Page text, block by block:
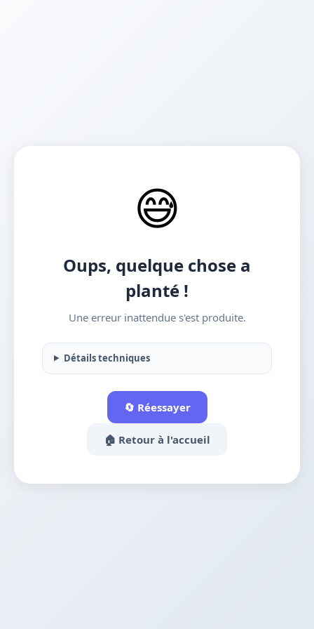
😅
Oups, quelque chose a
planté !
Une erreur inattendue s'est produite.
Détails techniques
🔄 Réessayer
🏠 Retour à l'accueil